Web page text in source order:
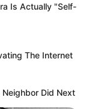
Is Actually "Self-
The Internet
Did Next